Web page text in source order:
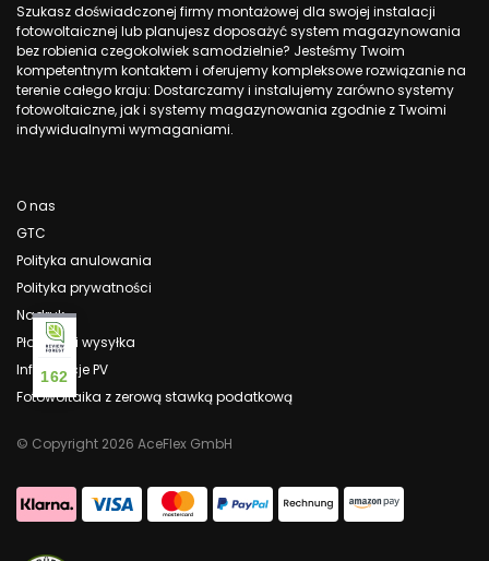
Szukasz doświadczonej firmy montażowej dla swojej instalacji
fotowoltaicznej lub planujesz doposażyć system magazynowania
bez robienia czegokolwiek samodzielnie? Jesteśmy Twoim
kompetentnym kontaktem i oferujemy kompleksowe rozwiązanie na
terenie całego kraju: Dostarczamy i instalujemy zarówno systemy
fotowoltaiczne, jak i systemy magazynowania zgodnie z Twoimi
indywidualnymi wymaganiami.
O nas
GTC
Polityka anulowania
Polityka prywatności
Nadruk
Płatność i wysyłka
Informacje PV
Fotowoltaika z zerową stawką podatkową
© Copyright 2026 AceFlex GmbH
162